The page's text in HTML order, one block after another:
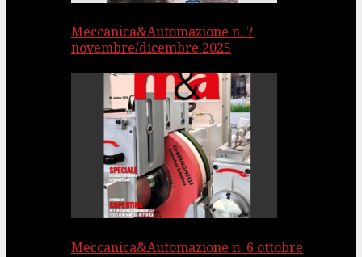
Meccanica&Automazione n. 7
novembre/dicembre 2025
Meccanica&Automazione n. 6 ottobre